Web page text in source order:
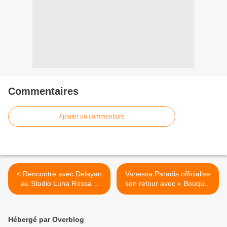
Commentaires
Ajouter un commentaire
< Rencontre avec Delayan
au Studio Luna Rossa à
l’occasion de la parution de
Vanessa Paradis officialise
son retour avec « Bouquet
Final » ! >
Hébergé par Overblog